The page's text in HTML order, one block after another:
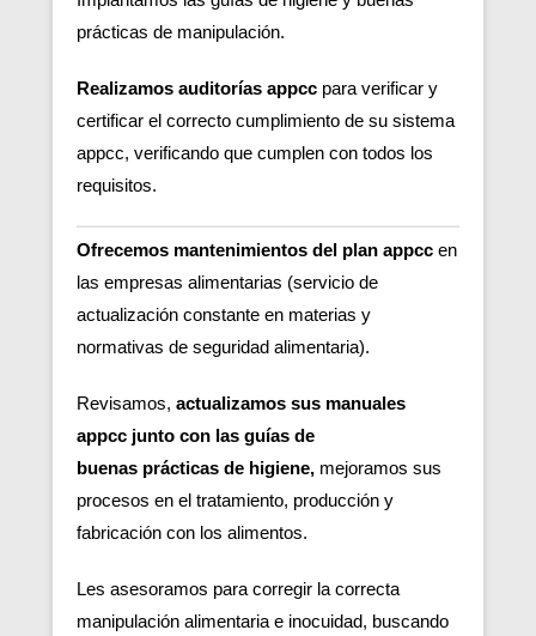
prácticas de manipulación.
Realizamos auditorías appcc para verificar y
certificar el correcto cumplimiento de su sistema
appcc, verificando que cumplen con todos los
requisitos.
Ofrecemos mantenimientos del plan appcc en
las empresas alimentarias (servicio de
actualización constante en materias y
normativas de seguridad alimentaria).
Revisamos, actualizamos sus manuales
appcc junto con las guías de
buenas prácticas de higiene, mejoramos sus
procesos en el tratamiento, producción y
fabricación con los alimentos.
Les asesoramos para corregir la correcta
manipulación alimentaria e inocuidad, buscando